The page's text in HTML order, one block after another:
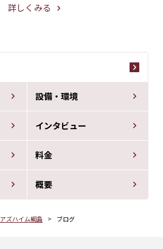
設備・環境
インタビュー
料金
概要
アズハイム綱島 ブログ
詳しくみる